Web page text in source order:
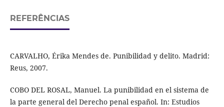
REFERÊNCIAS
CARVALHO, Érika Mendes de. Punibilidad y delito. Madrid:
Reus, 2007.
COBO DEL ROSAL, Manuel. La punibilidad en el sistema de
la parte general del Derecho penal español. In: Estudios